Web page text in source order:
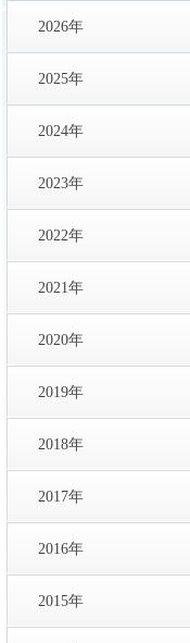
2026年
2025年
2024年
2023年
2022年
2021年
2020年
2019年
2018年
2017年
2016年
2015年